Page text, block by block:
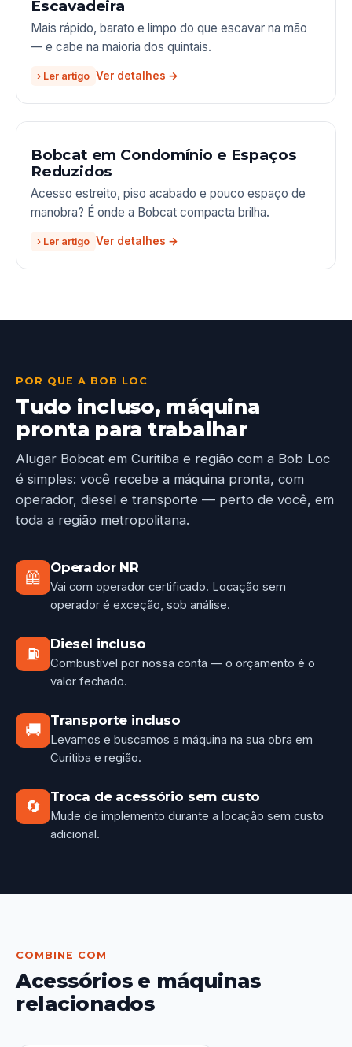
Escavadeira
Mais rápido, barato e limpo do que escavar na mão
— e cabe na maioria dos quintais.
› Ler artigo
Bobcat em Condomínio e Espaços
Reduzidos
Acesso estreito, piso acabado e pouco espaço de
manobra? É onde a Bobcat compacta brilha.
› Ler artigo
POR QUE A BOB LOC
Tudo incluso, máquina
pronta para trabalhar
Alugar Bobcat em Curitiba e região com a Bob Loc
é simples: você recebe a máquina pronta, com
operador, diesel e transporte — perto de você, em
toda a região metropolitana.
🦺
Operador NR
Vai com operador certificado. Locação sem
operador é exceção, sob análise.
⛽
Diesel incluso
Combustível por nossa conta — o orçamento é o
valor fechado.
🚚
Transporte incluso
Levamos e buscamos a máquina na sua obra em
Curitiba e região.
🔄
Troca de acessório sem custo
Mude de implemento durante a locação sem custo
adicional.
COMBINE COM
Acessórios e máquinas
relacionados